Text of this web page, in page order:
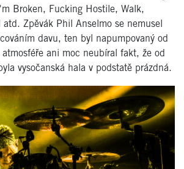
Broken, Fucking Hostile, Walk,
atd. Zpěvák Phil Anselmo se nemusel
davu, ten byl napumpovaný od
ani moc neubíral fakt, že od
vysočanská hala v podstatě prázdná.